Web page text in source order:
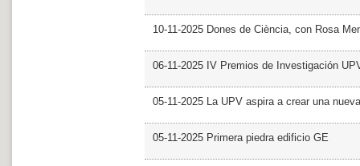
10-11-2025 Dones de Ciència, con Rosa
06-11-2025 IV Premios de Investigación
05-11-2025 La UPV aspira a crear una
05-11-2025 Primera piedra edificio GE